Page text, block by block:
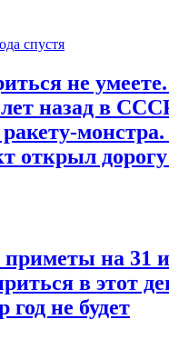
спустя
не
назад в
открыл
на 31
в этот
год не будет